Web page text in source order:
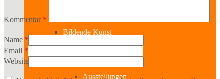
Bildende Kunst
Ausstellungen
Kommentar *
Name *
Email *
Website